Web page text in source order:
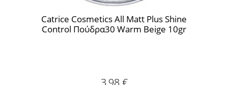
All Matt Plus Shine
Warm Beige 10gr
Golden Rose Silky
Πούδρα 07